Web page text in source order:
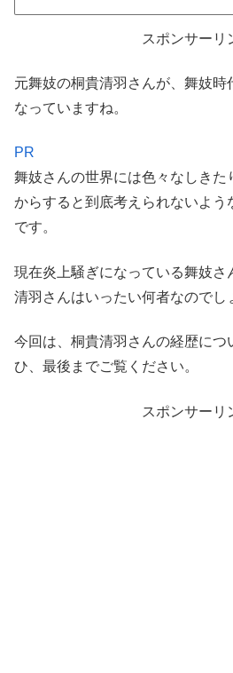
スポンサーリ
元舞妓の桐貴清羽さんが、舞妓時
なっていますね。
PR
舞妓さんの世界には色々なしきた
からすると到底考えられないよう
です。
現在炎上騒ぎになっている舞妓さ
清羽さんはいったい何者なのでし
今回は、桐貴清羽さんの経歴につ
ひ、最後までご覧ください。
スポンサーリ